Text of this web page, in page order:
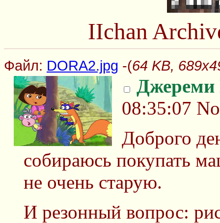
IIchan
Файл: DORA2.jpg -(64 KB,
Джереми
08:35:07
Доброго
собираюсь покупать
не очень старую.
И резонный вопрос: